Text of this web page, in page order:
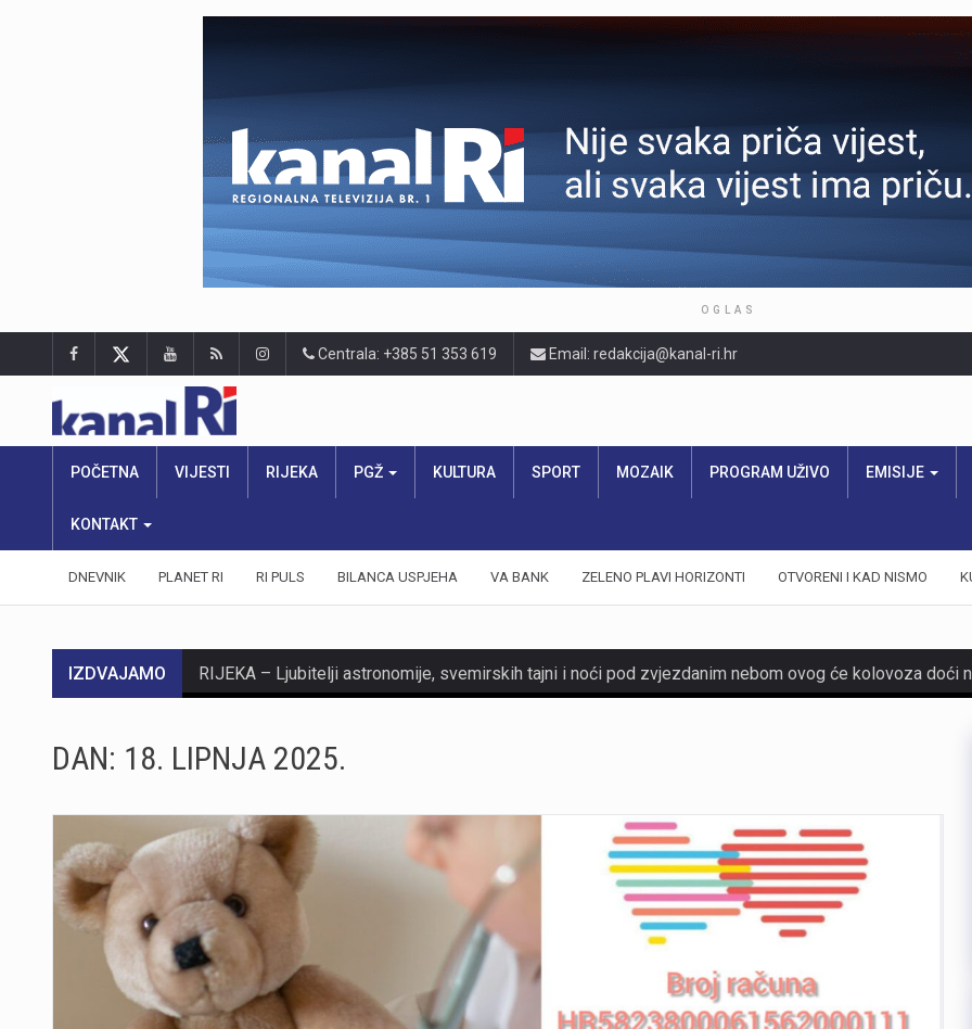
OGLAS
Centrala: +385 51 353 619 Email: redakcija@kanal-ri.hr
POČETNA VIJESTI RIJEKA PGŽ KULTURA SPORT MOZAIK PROGRAM UŽIVO EMISIJE
KONTAKT
DNEVNIK PLANET RI RI PULS BILANCA USPJEHA VA BANK ZELENO PLAVI HORIZONTI OTVORENI I KAD NISMO
IZDVAJAMO
https://youtu.be/AUiPQcvLA3k
DAN: 18. LIPNJA 2025.